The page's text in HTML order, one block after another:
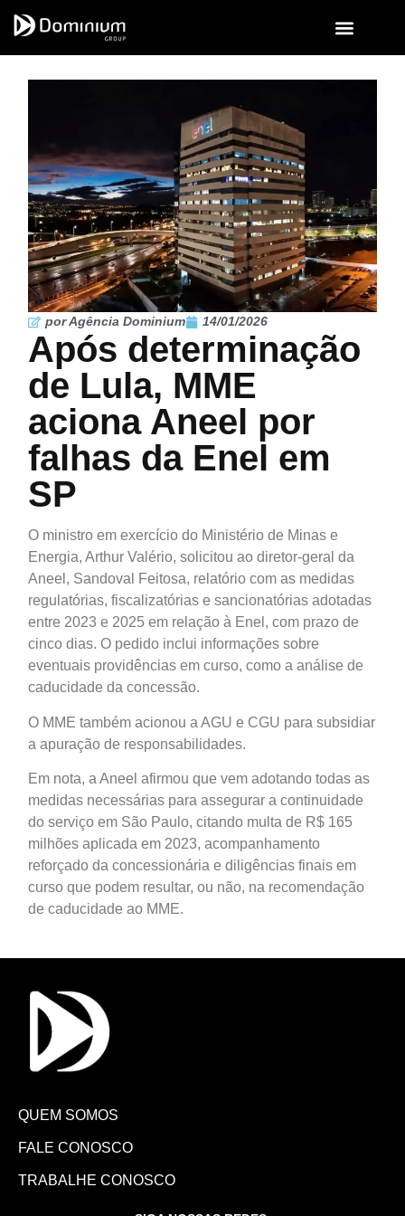
por Agência Dominium 14/01/2026
Após determinação
de Lula, MME
aciona Aneel por
falhas da Enel em
SP
O ministro em exercício do Ministério de Minas e
Energia, Arthur Valério, solicitou ao diretor-geral da
Aneel, Sandoval Feitosa, relatório com as medidas
regulatórias, fiscalizatórias e sancionatórias adotadas
entre 2023 e 2025 em relação à Enel, com prazo de
cinco dias. O pedido inclui informações sobre
eventuais providências em curso, como a análise de
caducidade da concessão.
O MME também acionou a AGU e CGU para subsidiar
a apuração de responsabilidades.
Em nota, a Aneel afirmou que vem adotando todas as
medidas necessárias para assegurar a continuidade
do serviço em São Paulo, citando multa de R$ 165
milhões aplicada em 2023, acompanhamento
reforçado da concessionária e diligências finais em
curso que podem resultar, ou não, na recomendação
de caducidade ao MME.
QUEM SOMOS
FALE CONOSCO
TRABALHE CONOSCO